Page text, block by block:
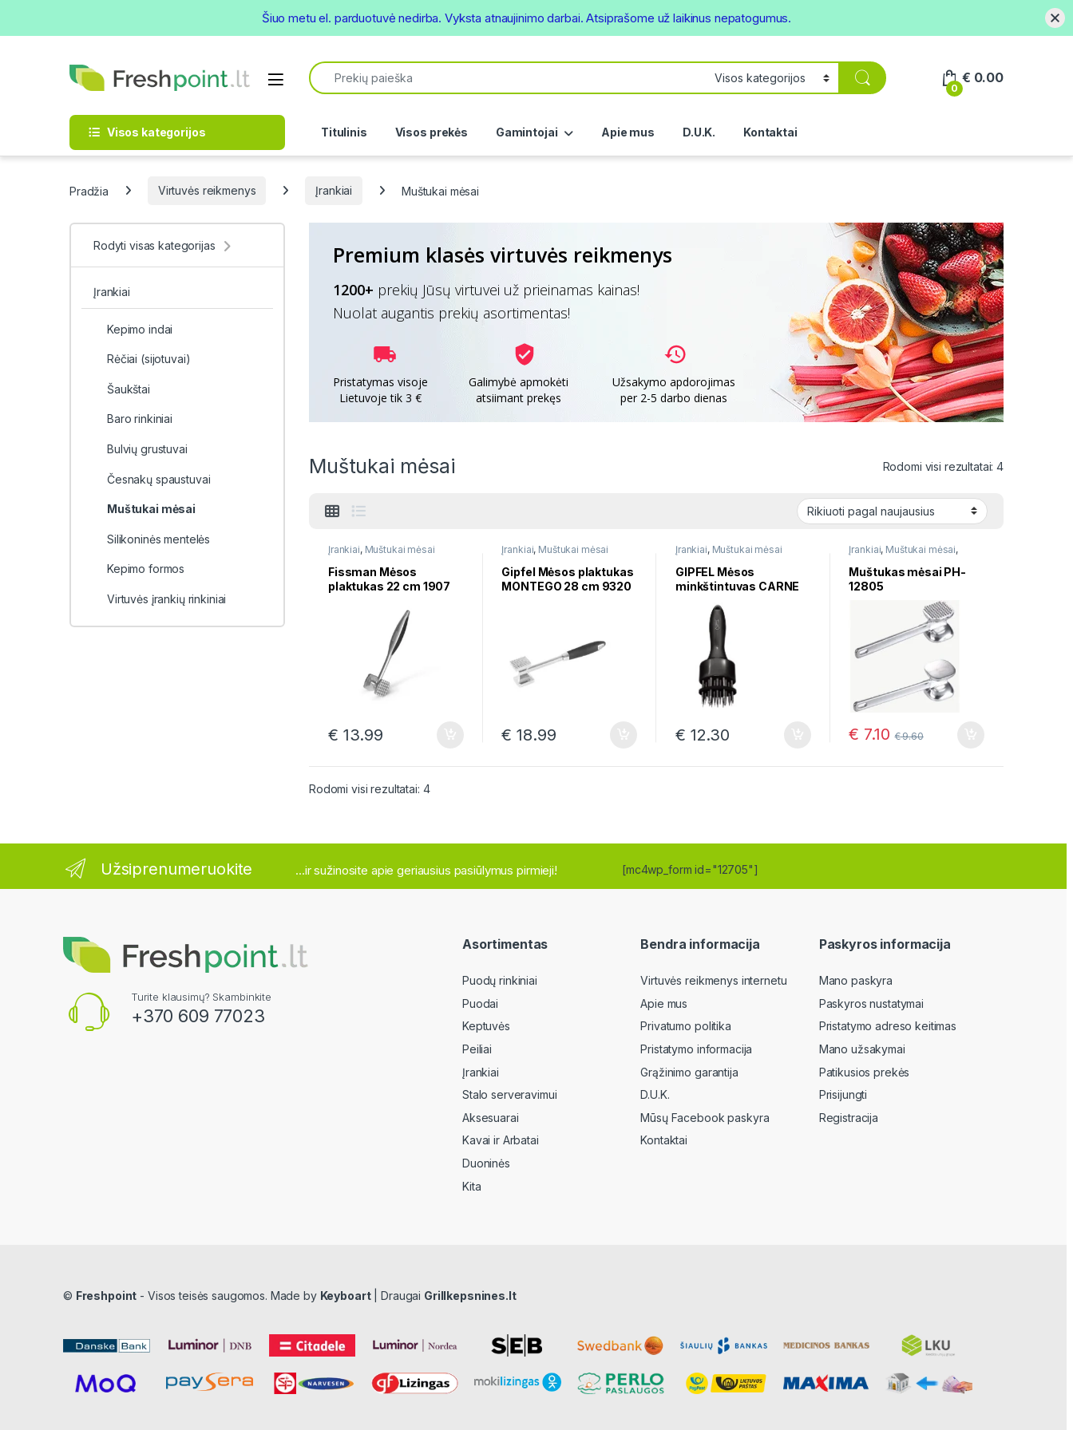
Open
Search for:
0
€ 0.00
Visos kategorijos Titulinis Visos prekės Gamintojai Apie mus D.U.K. Kontaktai
Pradžia Virtuvės reikmenys Įrankiai Muštukai mėsai
1200+ prekių Jūsų virtuvei už prieinamas kainas!
Nuolat augantis prekių asortimentas!
Premium klasės virtuvės reikmenys
Pristatymas visoje
Lietuvoje tik 3 €
Galimybė apmokėti
atsiimant prekęs
Užsakymo apdorojimas
per 2-5 darbo dienas
Muštukai mėsai Rodomi visi rezultatai: 4Rūšiuojama
Įrankiai, Muštukai mėsai
Fissman Mėsos
plaktukas 22 cm 1907
€ 13.99
Įrankiai, Muštukai mėsai
Gipfel Mėsos plaktukas
MONTEGO 28 cm 9320
€ 18.99
Įrankiai, Muštukai mėsai
GIPFEL Mėsos
minkštintuvas CARNE
€ 12.30
Įrankiai, Muštukai mėsai,
Virtuvės įrankių rinkiniai
Muštukas mėsai PH-
12805
€ 7.10 €9.60
Rodomi visi rezultatai: 4Rūšiuojama pagal naujausią
Rodyti visas kategorijas
Įrankiai
Kepimo indai
Rėčiai (sijotuvai)
Šaukštai
Baro rinkiniai
Bulvių grustuvai
Česnakų spaustuvai
Muštukai mėsai
Silikoninės mentelės
Kepimo formos
Virtuvės įrankių rinkiniai
Užsiprenumeruokite ...ir sužinosite apie geriausius pasiūlymus pirmieji! [mc4wp_form id="12705"]
Turite klausimų? Skambinkite
+370 609 77023
Asortimentas
Puodų rinkiniai
Puodai
Keptuvės
Peiliai
Įrankiai
Stalo serveravimui
Aksesuarai
Kavai ir Arbatai
Duoninės
Kita
Bendra informacija
Virtuvės reikmenys internetu
Apie mus
Privatumo politika
Pristatymo informacija
Grąžinimo garantija
D.U.K.
Mūsų Facebook paskyra
Kontaktai
Paskyros informacija
Mano paskyra
Paskyros nustatymai
Pristatymo adreso keitimas
Mano užsakymai
Patikusios prekės
Prisijungti
Registracija
© Freshpoint - Visos teisės saugomos. Made by Keyboart| Draugai Grillkepsnines.lt
Šiuo metu el. parduotuvė nedirba. Vyksta atnaujinimo darbai. Atsiprašome už laikinus nepatogumus.